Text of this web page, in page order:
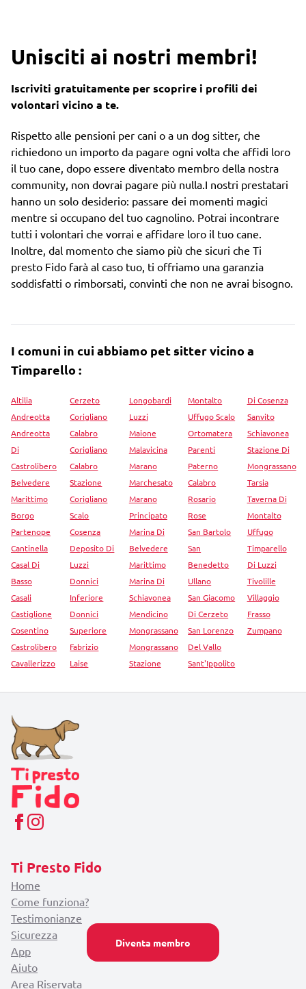
Diventa membro
Unisciti ai nostri membri!
Iscriviti gratuitamente per scoprire i profili dei
volontari vicino a te.
Rispetto alle pensioni per cani o a un dog sitter, che
richiedono un importo da pagare ogni volta che affidi loro
il tuo cane, dopo essere diventato membro della nostra
community, non dovrai pagare più nulla.I nostri prestatari
hanno un solo desiderio: passare dei momenti magici
mentre si occupano del tuo cagnolino. Potrai incontrare
tutti i volontari che vorrai e affidare loro il tuo cane.
Inoltre, dal momento che siamo più che sicuri che Ti
presto Fido farà al caso tuo, ti offriamo una garanzia
soddisfatti o rimborsati, convinti che non ne avrai bisogno.
I comuni in cui abbiamo pet sitter vicino a
Timparello :
Altilia
Andreotta
Andreotta
Di
Castrolibero
Belvedere
Marittimo
Borgo
Partenope
Cantinella
Casal Di
Basso
Casali
Castiglione
Cosentino
Castrolibero
Cavallerizzo
Cerzeto
Corigliano
Calabro
Corigliano
Calabro
Stazione
Corigliano
Scalo
Cosenza
Deposito Di
Luzzi
Donnici
Inferiore
Donnici
Superiore
Fabrizio
Laise
Longobardi
Luzzi
Maione
Malavicina
Marano
Marchesato
Marano
Principato
Marina Di
Belvedere
Marittimo
Marina Di
Schiavonea
Mendicino
Mongrassano
Mongrassano
Stazione
Montalto
Uffugo Scalo
Ortomatera
Parenti
Paterno
Calabro
Rosario
Rose
San Bartolo
San
Benedetto
Ullano
San Giacomo
Di Cerzeto
San Lorenzo
Del Vallo
Sant'Ippolito
Di Cosenza
Sanvito
Schiavonea
Stazione Di
Mongrassano
Tarsia
Taverna Di
Montalto
Uffugo
Timparello
Di Luzzi
Tivolille
Villaggio
Frasso
Zumpano
Ti Presto Fido
Home
Come funziona?
Testimonianze
Sicurezza
App
Aiuto
Area Riservata